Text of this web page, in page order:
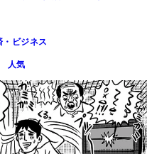
・ビジネス
人気